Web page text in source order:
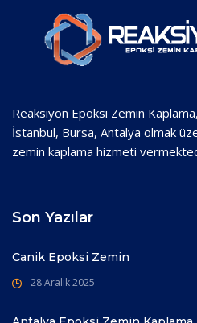
Reaksiyon Epoksi Zemin
İstanbul, Bursa, Antalya olmak
zemin kaplama hizmeti
Son Yazılar
Canik Epoksi Zemin
28 Aralık 2025